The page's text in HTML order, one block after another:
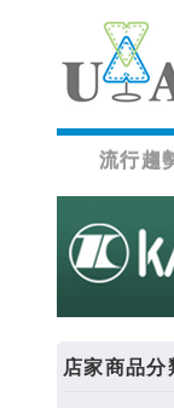
流行趨
店家商品分